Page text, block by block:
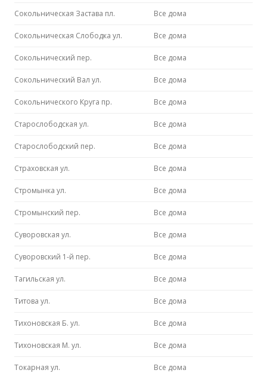
Сокольническая Застава пл. Все дома
Сокольническая Слободка ул. Все дома
Сокольнический пер. Все дома
Сокольнический Вал ул. Все дома
Сокольнического Круга пр. Все дома
Старослободская ул. Все дома
Старослободский пер. Все дома
Страховская ул. Все дома
Стромынка ул. Все дома
Стромынский пер. Все дома
Суворовская ул. Все дома
Суворовский 1-й пер. Все дома
Тагильская ул. Все дома
Титова ул. Все дома
Тихоновская Б. ул. Все дома
Тихоновская М. ул. Все дома
Токарная ул. Все дома